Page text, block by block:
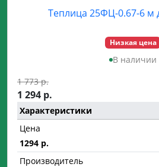
Теплица 25ФЦ-0.67-6 м
Низкая цена
В наличии
1 773 р.
1 294 р.
Характеристики
Цена
1294 р.
Производитель